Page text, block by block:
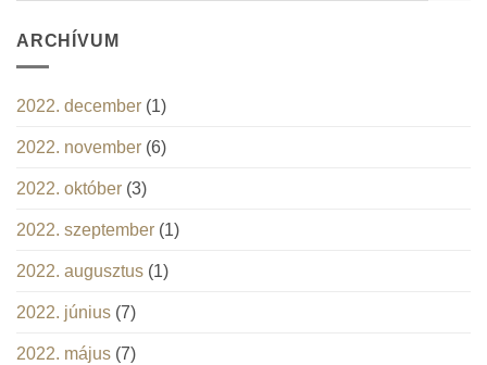
ARCHÍVUM
2022. december (1)
2022. november (6)
2022. október (3)
2022. szeptember (1)
2022. augusztus (1)
2022. június (7)
2022. május (7)